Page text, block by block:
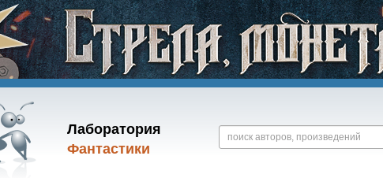
Лаборатория
Фантастики